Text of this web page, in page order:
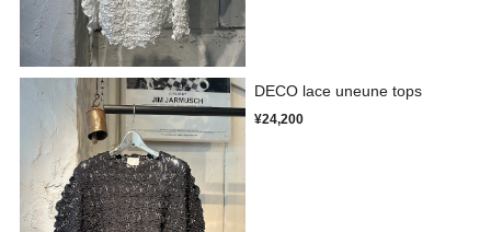
DECO lace uneune tops
¥24,200